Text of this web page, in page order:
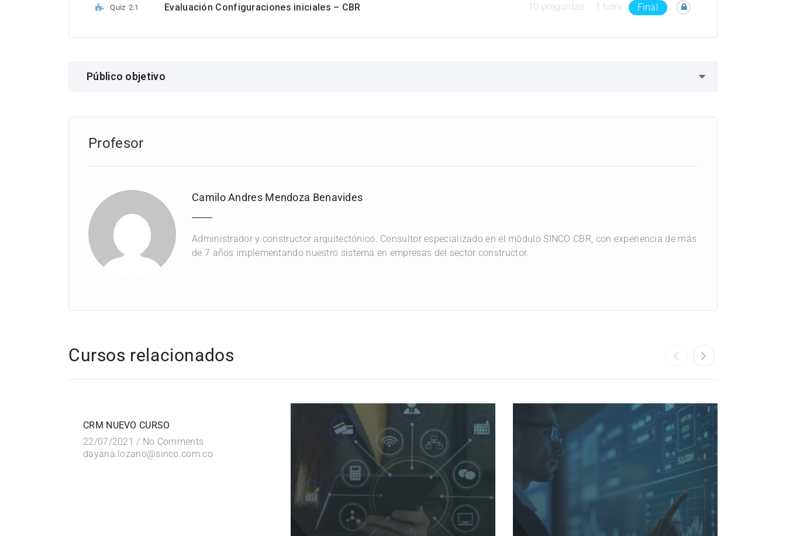
Quiz 2.1 Evaluación Configuraciones iniciales – CBR 10 preguntas 1 hora Final
Público objetivo
Profesor
Camilo Andres Mendoza Benavides
Administrador y constructor arquitectónico. Consultor especializado en el módulo SINCO CBR, con experiencia de más
de 7 años implementando nuestro sistema en empresas del sector constructor.
Cursos relacionados
CRM NUEVO CURSO
22/07/2021 / No Comments
dayana.lozano@sinco.com.co